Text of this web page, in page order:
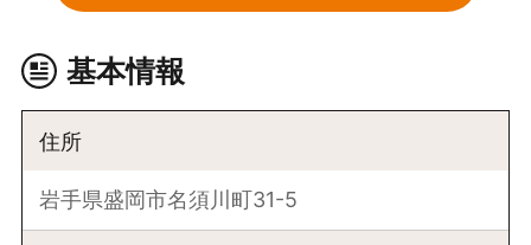
基本情報
住所
岩手県盛岡市名須川町31-5